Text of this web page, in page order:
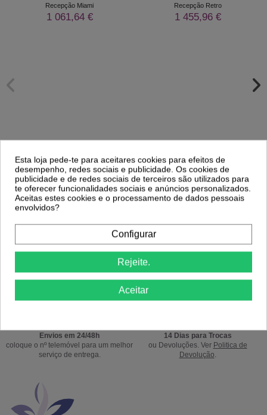
Recepção Miami
1 061,64 €
Comprar
Recepção Retro
1 455,96 €
Comprar
Envios em 24/48h
coloque o nº telemóvel para um melhor
serviço de entrega.
14 Dias para Trocas
ou Devoluções. Ver Politica de
Devolução
Esta loja pede-te para aceitares cookies para efeitos de
desempenho, redes sociais e publicidade. Os cookies de
publicidade e de redes sociais de terceiros são utilizados para
te oferecer funcionalidades sociais e anúncios personalizados.
Aceitas estes cookies e o processamento de dados pessoais
envolvidos?
Configurar
Rejeite.
Aceitar